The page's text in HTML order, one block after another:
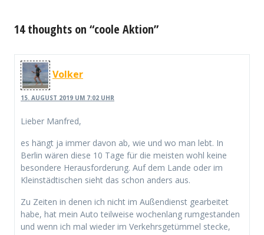
14 thoughts on “coole Aktion”
Volker
15. AUGUST 2019 UM 7:02 UHR
Lieber Manfred,
es hängt ja immer davon ab, wie und wo man lebt. In
Berlin wären diese 10 Tage für die meisten wohl keine
besondere Herausforderung. Auf dem Lande oder im
Kleinstädtischen sieht das schon anders aus.
Zu Zeiten in denen ich nicht im Außendienst gearbeitet
habe, hat mein Auto teilweise wochenlang rumgestanden
und wenn ich mal wieder im Verkehrsgetümmel stecke,